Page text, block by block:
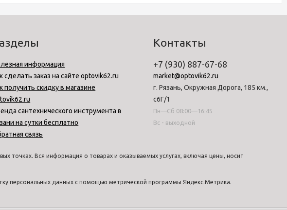
информация
сделать заказ на сайте optovik62.ru
получить скидку в магазине
сантехнического инструмента в
на сутки бесплатно
связь
Контакты
+7 (930) 887-67-68
market@optovik62.ru
г. Рязань, Окружная Дорога, 185 км.,
с6Г/1
Пн—Сб 08:00—16:45
Вс - выходной
точках. Вся информация о товарах и оказываемых услугах, включая цены, носит
персональных данных с помощью метрической программы Яндекс.Метрика.